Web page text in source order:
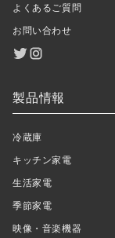
よくあるご質問
お問い合わせ
製品情報
冷蔵庫
キッチン家電
生活家電
季節家電
映像・音楽機器